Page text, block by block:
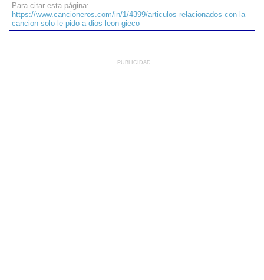
Para citar esta página:
https://www.cancioneros.com/in/1/4399/articulos-relacionados-con-la-
cancion-solo-le-pido-a-dios-leon-gieco
PUBLICIDAD